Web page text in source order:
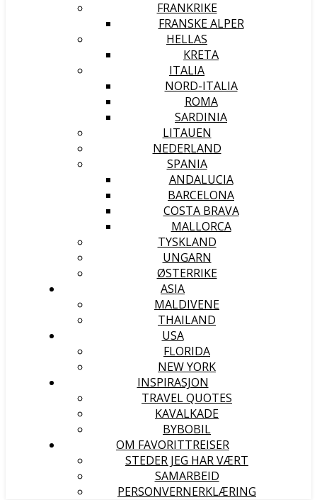
FRANKRIKE
FRANSKE ALPER
HELLAS
KRETA
ITALIA
NORD-ITALIA
ROMA
SARDINIA
LITAUEN
NEDERLAND
SPANIA
ANDALUCIA
BARCELONA
COSTA BRAVA
MALLORCA
TYSKLAND
UNGARN
ØSTERRIKE
ASIA
MALDIVENE
THAILAND
USA
FLORIDA
NEW YORK
INSPIRASJON
TRAVEL QUOTES
KAVALKADE
BYBOBIL
OM FAVORITTREISER
STEDER JEG HAR VÆRT
SAMARBEID
PERSONVERNERKLÆRING